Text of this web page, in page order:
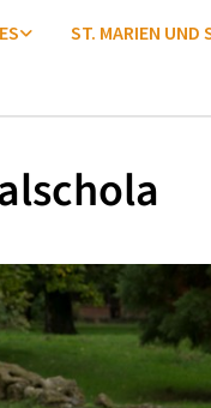
ST. MARIEN UND